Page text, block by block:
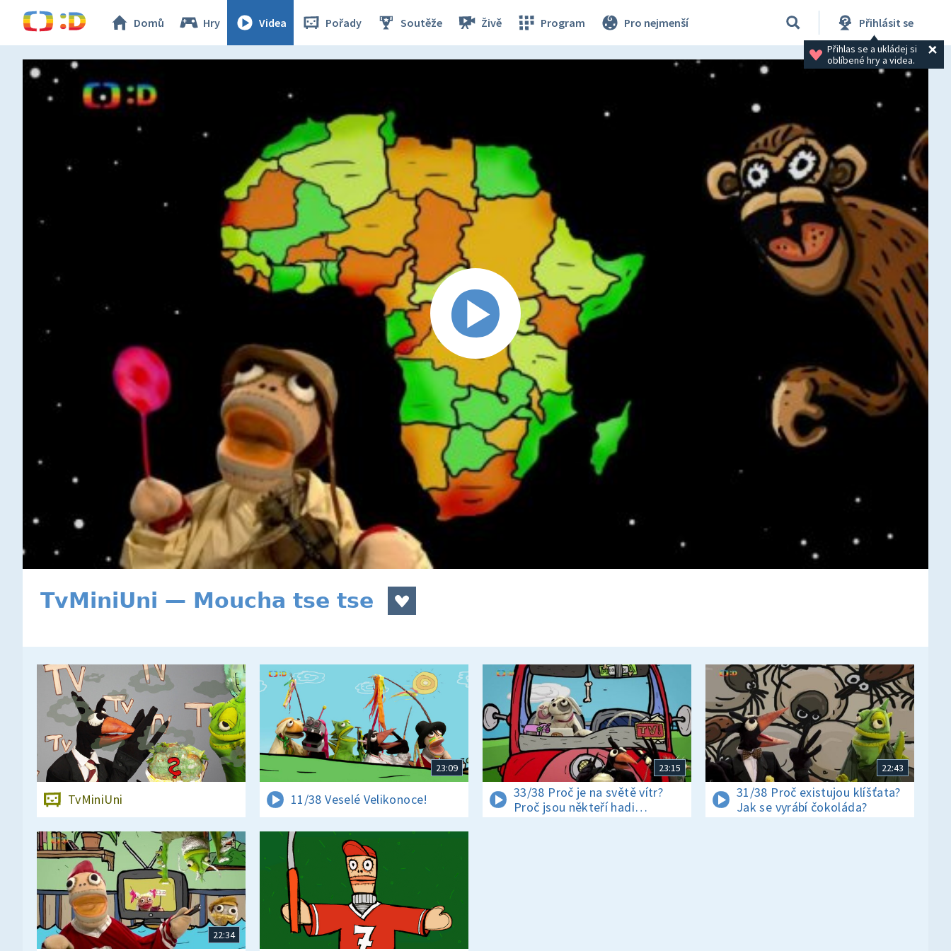
Domů Hry Videa Pořady Soutěže Živě Program Pro nejmenší Přihlásit se
Přihlas se a ukládej si
oblíbené hry a videa.
TvMiniUni — Moucha tse tse
TvMiniUni
23:09
11/38 Veselé Velikonoce!
23:15
33/38 Proč je na světě vítr?
Proč jsou někteří hadi
jedovatí?
22:43
31/38 Proč existujou klíšťata?
Jak se vyrábí čokoláda?
22:34